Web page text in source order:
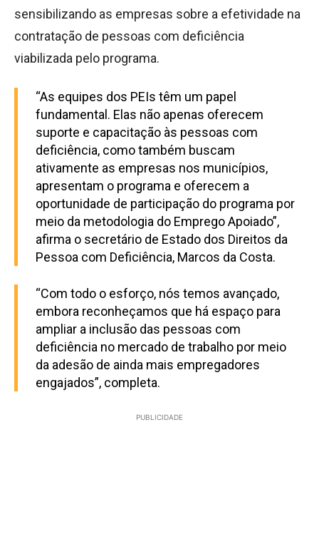
sensibilizando as empresas sobre a efetividade na
contratação de pessoas com deficiência
viabilizada pelo programa.
“As equipes dos PEIs têm um papel
fundamental. Elas não apenas oferecem
suporte e capacitação às pessoas com
deficiência, como também buscam
ativamente as empresas nos municípios,
apresentam o programa e oferecem a
oportunidade de participação do programa por
meio da metodologia do Emprego Apoiado”,
afirma o secretário de Estado dos Direitos da
Pessoa com Deficiência, Marcos da Costa.
“Com todo o esforço, nós temos avançado,
embora reconheçamos que há espaço para
ampliar a inclusão das pessoas com
deficiência no mercado de trabalho por meio
da adesão de ainda mais empregadores
engajados”, completa.
PUBLICIDADE